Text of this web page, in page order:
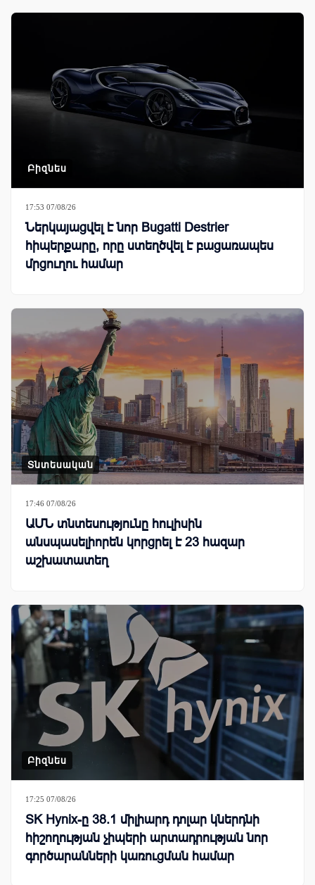
Բիզնես
17:53 07/08/26
Ներկայացվել է նոր Bugatti Destrier
հիպերքարը, որը ստեղծվել է բացառապես
մրցուղու համար
Տնտեսական
17:46 07/08/26
ԱՄՆ տնտեսությունը հուլիսին
անսպասելիորեն կորցրել է 23 հազար
աշխատատեղ
Բիզնես
17:25 07/08/26
SK Hynix-ը 38.1 միլիարդ դոլար կներդնի
հիշողության չիպերի արտադրության նոր
գործարանների կառուցման համար